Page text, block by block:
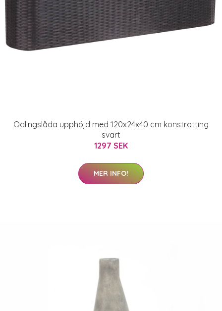
Odlingslåda upphöjd med 120x24x40 cm konstrotting
svart
1297 SEK
MER INFO!